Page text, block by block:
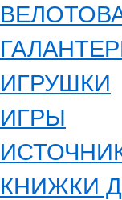
ИГРУШКИ
ИГРЫ
КНИЖКИ